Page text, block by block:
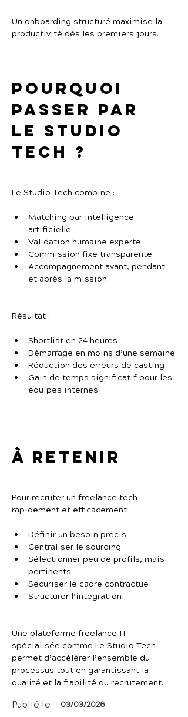
Un onboarding structuré maximise la
productivité dès les premiers jours.
Pourquoi
passer par
Le Studio
Tech ?
Le Studio Tech combine :
Matching par intelligence
artificielle
Validation humaine experte
Commission fixe transparente
Accompagnement avant, pendant
et après la mission
Résultat :
Shortlist en 24 heures
Démarrage en moins d’une semaine
Réduction des erreurs de casting
Gain de temps significatif pour les
équipes internes
À retenir
Pour recruter un freelance tech
rapidement et efficacement :
Définir un besoin précis
Centraliser le sourcing
Sélectionner peu de profils, mais
pertinents
Sécuriser le cadre contractuel
Structurer l’intégration
Une plateforme freelance IT
spécialisée comme Le Studio Tech
permet d’accélérer l’ensemble du
processus tout en garantissant la
qualité et la fiabilité du recrutement.
Publié le 03/03/2026